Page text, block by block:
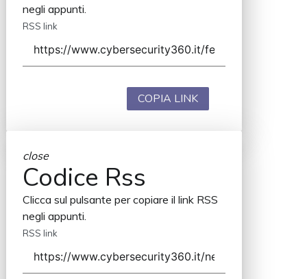
negli appunti.
RSS link
COPIA LINK
close
Codice Rss
Clicca sul pulsante per copiare il link RSS
negli appunti.
RSS link